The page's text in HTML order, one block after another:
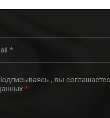
, вы
*